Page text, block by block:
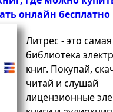
онлайн бесплатно
Литрес - это
библиотека
книг. Покупай,
читай и слушай
лицензионные